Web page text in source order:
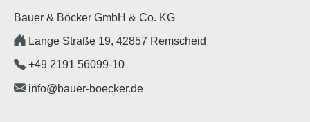
Bauer & Böcker GmbH & Co. KG
Lange Straße 19, 42857 Remscheid
+49 2191 56099-10
info@bauer-boecker.de